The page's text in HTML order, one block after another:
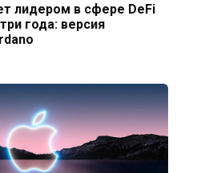
лидером в сфере DeFi
года: версия